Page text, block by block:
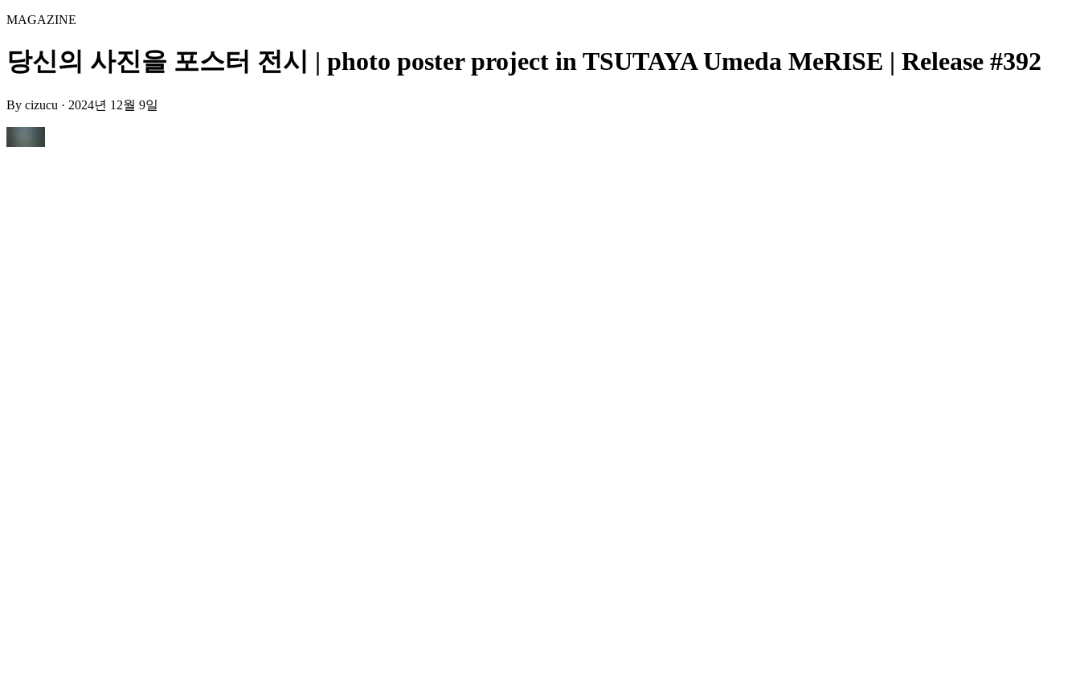
MAGAZINE
당신의 사진을 포스터 전시 | photo poster project in TSUTAYA Umeda MeRISE | Release #392
By cizucu · 2024년 12월 9일